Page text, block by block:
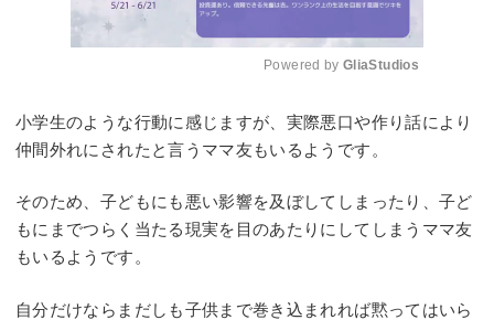
Powered by GliaStudios
小学生のような行動に感じますが、実際悪口や作り話により
仲間外れにされたと言うママ友もいるようです。
そのため、子どもにも悪い影響を及ぼしてしまったり、子ど
もにまでつらく当たる現実を目のあたりにしてしまうママ友
もいるようです。
自分だけならまだしも子供まで巻き込まれれば黙ってはいら